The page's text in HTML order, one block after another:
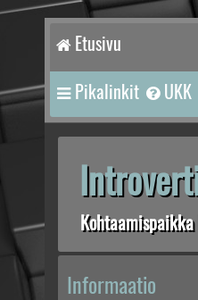
Etusivu
Pikalinkit UKK
Informaatio